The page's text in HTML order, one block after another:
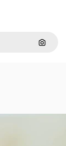
Hae